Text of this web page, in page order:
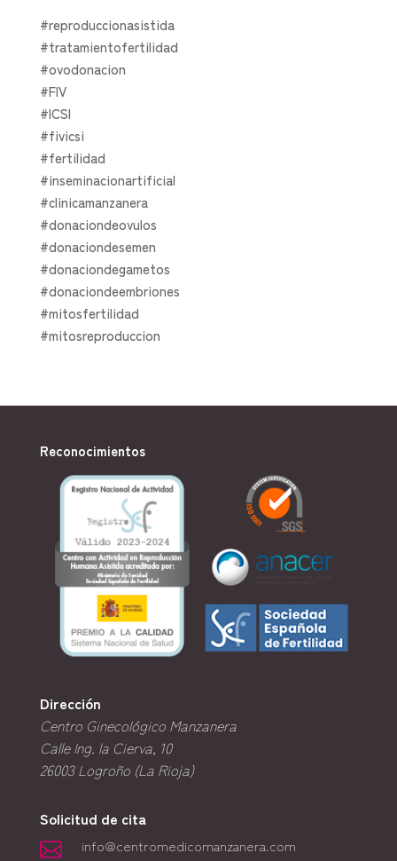
#reproduccionasistida
#tratamientofertilidad
#ovodonacion
#FIV
#ICSI
#fivicsi
#fertilidad
#inseminacionartificial
#clinicamanzanera
#donaciondeovulos
#donaciondesemen
#donaciondegametos
#donaciondeembriones
#mitosfertilidad
#mitosreproduccion
Reconocimientos
Dirección
Centro Ginecológico Manzanera
Calle Ing. la Cierva, 10
26003Logroño (La Rioja)
Solicitud de cita
 info@centromedicomanzanera.com